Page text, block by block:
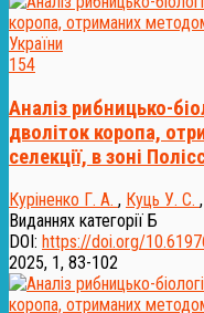
154
Аналіз рибницько-
дволіток коропа,
селекції, в зоні
Куріненко Г. А. , Куць У. С. ,
Виданнях категорії Б
DOI: https://doi.org/
2025, 1, 83-102